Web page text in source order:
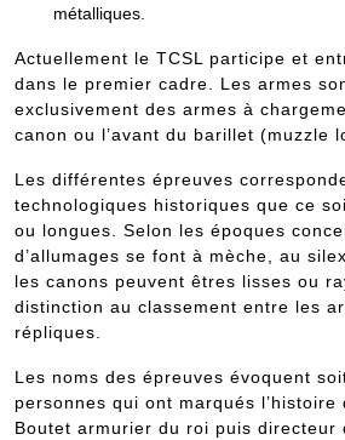
métalliques.
Actuellement le TCSL participe et
dans le premier cadre. Les armes
exclusivement des armes à
canon ou l’avant du barillet (muzzle
Les différentes épreuves
technologiques historiques que ce
ou longues. Selon les époques
d’allumages se font à mèche, au
les canons peuvent êtres lisses ou
distinction au classement entre les
répliques.
Les noms des épreuves évoquent
personnes qui ont marqués l’histoire
Boutet armurier du roi puis directeur